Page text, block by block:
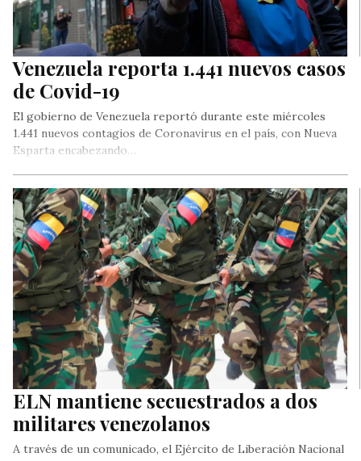
Venezuela reporta 1.441 nuevos casos
de Covid-19
El gobierno de Venezuela reportó durante este miércoles
1.441 nuevos contagios de Coronavirus en el país, con Nueva
Esparta encabezando…
ELN mantiene secuestrados a dos
militares venezolanos
A través de un comunicado, el Ejército de Liberación Nacional